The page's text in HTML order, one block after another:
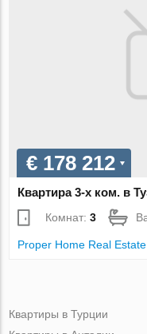
€ 178 212
Квартира 3-х ком. в
Комнат:3
Proper Home Real Estate
Квартиры в Турции